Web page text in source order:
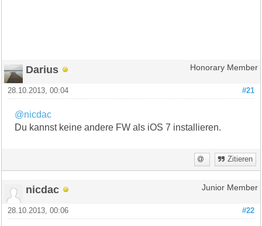
Darius Honorary Member
#21
28.10.2013, 00:04
@nicdac
Du kannst keine andere FW als iOS 7 installieren.
Zitieren
nicdac Junior Member
#22
28.10.2013, 00:06